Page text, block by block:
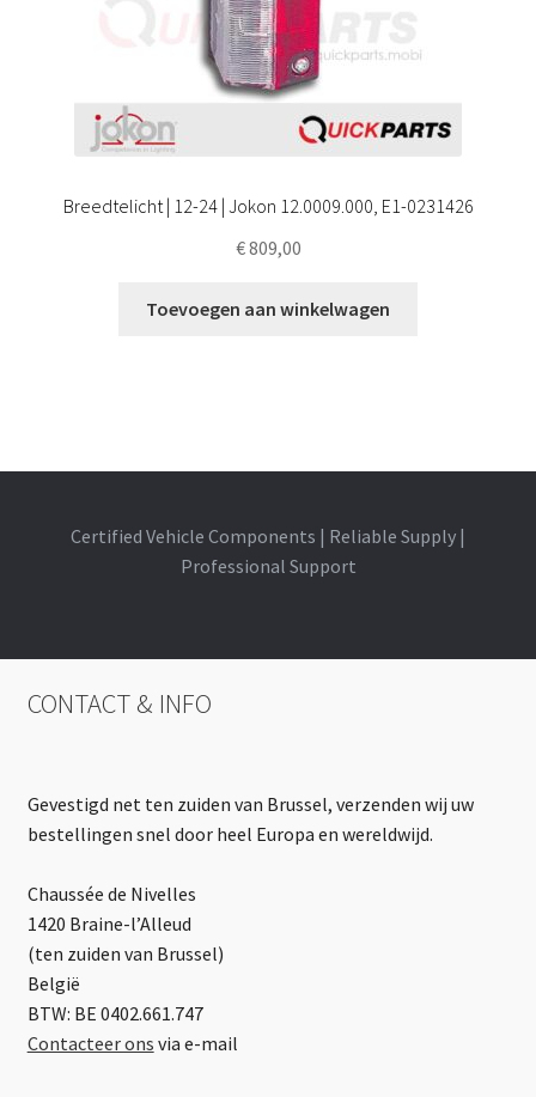
Breedtelicht | 12-24 | Jokon 12.0009.000, E1-0231426
€809,00
Toevoegen aan winkelwagen
Certified Vehicle Components | Reliable Supply |
Professional Support
CONTACT & INFO
Gevestigd net ten zuiden van Brussel, verzenden wij uw
bestellingen snel door heel Europa en wereldwijd.
Chaussée de Nivelles
1420 Braine-l’Alleud
(ten zuiden van Brussel)
België
BTW: BE 0402.661.747
Contacteer ons via e-mail